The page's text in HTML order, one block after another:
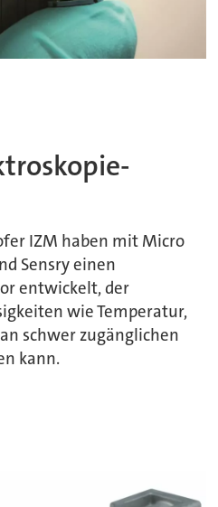
IZM haben mit Micro
Sensry einen
entwickelt, der
wie Temperatur,
schwer zugänglichen
kann.